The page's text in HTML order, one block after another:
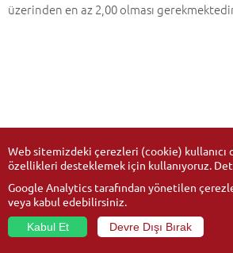
üzerinden en az 2,00 olması
Web sitemizdeki çerezleri (cookie) kullanıcı
özellikleri desteklemek için kullanıyoruz.
Google Analytics tarafından yönetilen
veya kabul edebilirsiniz.
Kabul Et
Devre Dışı Bırak
© 2026Anadolu Üniversitesi- Tüm